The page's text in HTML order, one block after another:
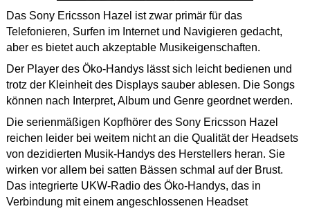
Das Sony Ericsson Hazel ist zwar primär für das
Telefonieren, Surfen im Internet und Navigieren gedacht,
aber es bietet auch akzeptable Musikeigenschaften.
Der Player des Öko-Handys lässt sich leicht bedienen und
trotz der Kleinheit des Displays sauber ablesen. Die Songs
können nach Interpret, Album und Genre geordnet werden.
Die serienmäßigen Kopfhörer des Sony Ericsson Hazel
reichen leider bei weitem nicht an die Qualität der Headsets
von dezidierten Musik-Handys des Herstellers heran. Sie
wirken vor allem bei satten Bässen schmal auf der Brust.
Das integrierte UKW-Radio des Öko-Handys, das in
Verbindung mit einem angeschlossenen Headset